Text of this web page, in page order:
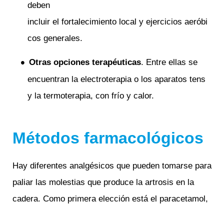
deben
incluir el fortalecimiento local y ejercicios aeróbi
cos generales.
Otras opciones terapéuticas. Entre ellas se
encuentran la electroterapia o los aparatos tens
y la termoterapia, con frío y calor.
Métodos farmacológicos
Hay diferentes analgésicos que pueden tomarse para
paliar las molestias que produce la artrosis en la
cadera. Como primera elección está el paracetamol,